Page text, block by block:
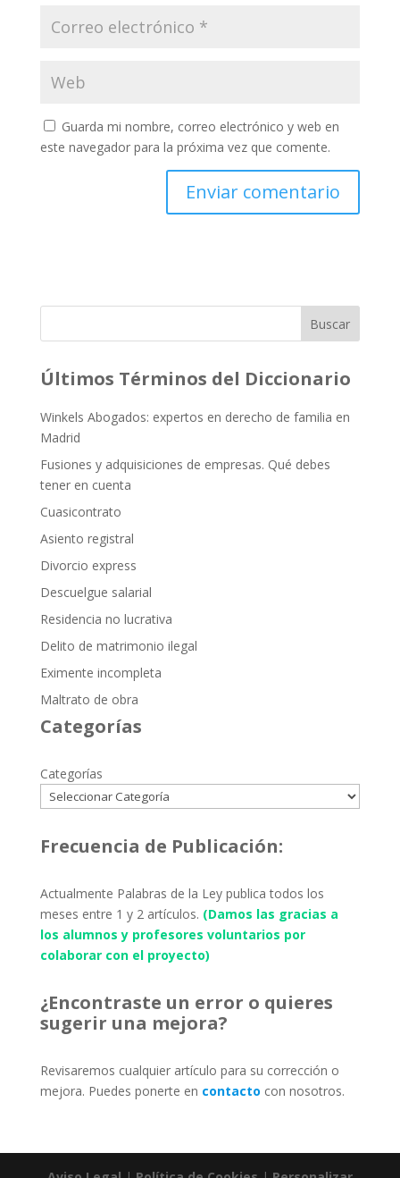
Guarda mi nombre, correo electrónico y web en
este navegador para la próxima vez que comente.
Buscar
Últimos Términos del Diccionario
Winkels Abogados: expertos en derecho de familia en
Madrid
Fusiones y adquisiciones de empresas. Qué debes
tener en cuenta
Cuasicontrato
Asiento registral
Divorcio express
Descuelgue salarial
Residencia no lucrativa
Delito de matrimonio ilegal
Eximente incompleta
Maltrato de obra
Categorías
Categorías
Frecuencia de Publicación:
Actualmente Palabras de la Ley publica todos los
meses entre 1 y 2 artículos. (Damos las gracias a
los alumnos y profesores voluntarios por
colaborar con el proyecto)
¿Encontraste un error o quieres
sugerir una mejora?
Revisaremos cualquier artículo para su corrección o
mejora. Puedes ponerte en contacto con nosotros.